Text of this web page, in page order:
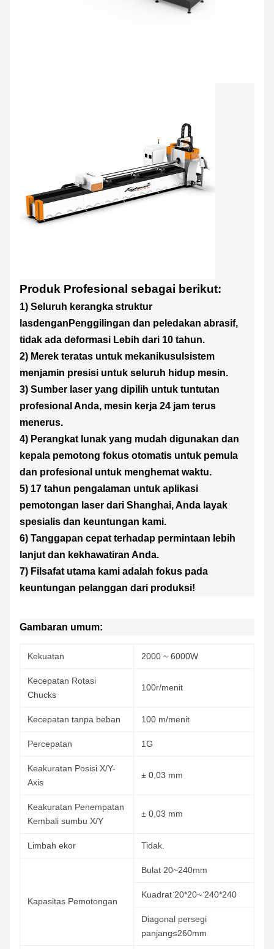
Produk Profesional sebagai berikut:
1) Seluruh kerangka struktur
lasdengan Penggilingan dan peledakan abrasif,
tidak ada deformasi Lebih dari 10 tahun.
2) Merek teratas untuk mekanikusul sistem
menjamin presisi untuk seluruh hidup mesin.
3) Sumber laser yang dipilih untuk tuntutan
profesional Anda, mesin kerja 24 jam terus
menerus.
4) Perangkat lunak yang mudah digunakan dan
kepala pemotong fokus otomatis untuk pemula
dan profesional untuk menghemat waktu.
5) 17 tahun pengalaman untuk aplikasi
pemotongan laser dari Shanghai, Anda layak
spesialis dan keuntungan kami.
6) Tanggapan cepat terhadap permintaan lebih
lanjut dan kekhawatiran Anda.
7) Filsafat utama kami adalah fokus pada
keuntungan pelanggan dari produksi!
Gambaran umum:
Kekuatan 2000 ~ 6000W
Kecepatan Rotasi
Chucks
100r/menit
Kecepatan tanpa beban 100 m/menit
Percepatan 1G
Keakuratan Posisi X/Y-
Axis
± 0,03 mm
Keakuratan Penempatan
Kembali sumbu X/Y
± 0,03 mm
Limbah ekor Tidak.
Kapasitas Pemotongan
Bulat 20~240mm
Kuadrat ̈20*20~ ̈240*240
Diagonal persegi
panjang≤260mm